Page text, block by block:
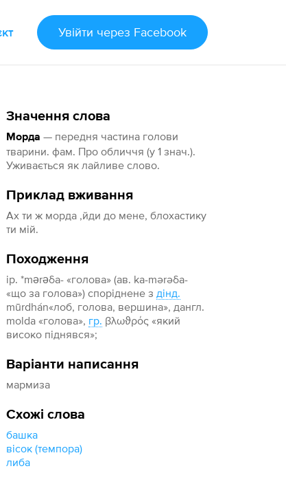
Увійти через Facebook
Значення слова
Морда — передня частина голови
тварини. фам. Про обличчя (у 1 знач.).
Уживається як лайливе слово.
Приклад вживання
Ах ти ж морда ,йди до мене, блохастику
ти мій.
Походження
ір. *mǝrǝδa- «голова» (ав. ka-mərəδa-
«що за голова») споріднене з дінд.
mūrdhán«лоб, голова, вершина», дангл.
molda «голова», гр. βλωϑρός «який
високо піднявся»;
Варіанти написання
мармиза
Схожі слова
башка
вісок (темпора)
либа